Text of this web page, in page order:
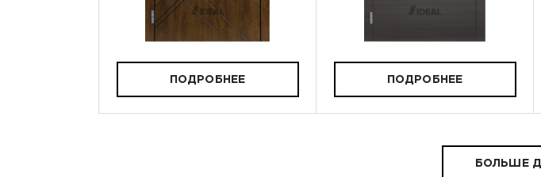
ПОДРОБНЕЕ ПОДРОБНЕЕ
БОЛЬШЕ